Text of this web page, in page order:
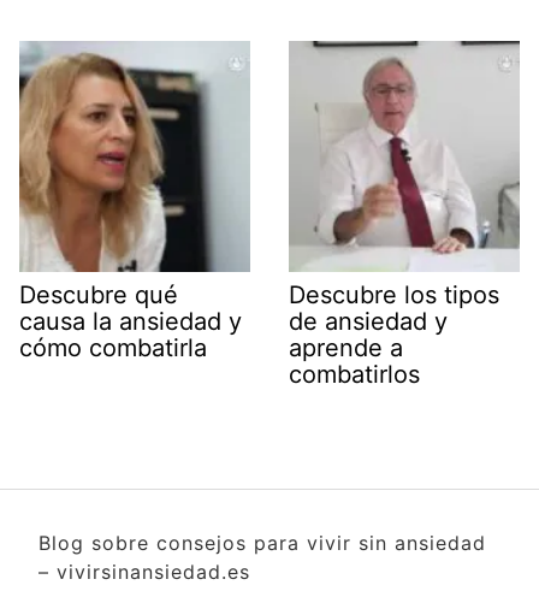
Descubre qué
causa la ansiedad y
cómo combatirla
Descubre los tipos
de ansiedad y
aprende a
combatirlos
Blog sobre consejos para vivir sin ansiedad
– vivirsinansiedad.es